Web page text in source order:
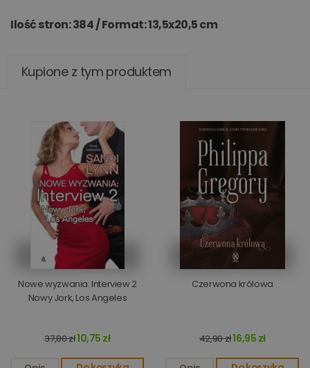
Ilość stron: 384 /Format: 13,5x20,5 cm
Kupione z tym produktem
Nowe wyzwania: Interview 2
Nowy Jork, Los Angeles
37,80 zł10,75 zł
Czerwona królowa
42,90 zł16,95 zł